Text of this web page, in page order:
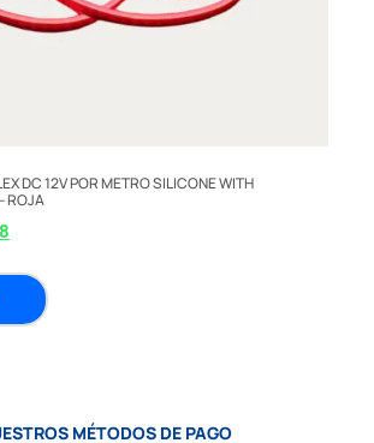
DC 12V POR METRO SILICONE WITH
ROJA
MÉTODOS DE PAGO